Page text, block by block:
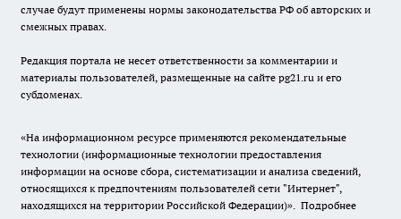
случае будут применены нормы законодательства РФ об авторских и
смежных правах.
Редакция портала не несет ответственности за комментарии и
материалы пользователей, размещенные на сайте pg21.ru и его
субдоменах.
«На информационном ресурсе применяются рекомендательные
технологии (информационные технологии предоставления
информации на основе сбора, систематизации и анализа сведений,
относящихся к предпочтениям пользователей сети "Интернет",
находящихся на территории Российской Федерации)». Подробнее